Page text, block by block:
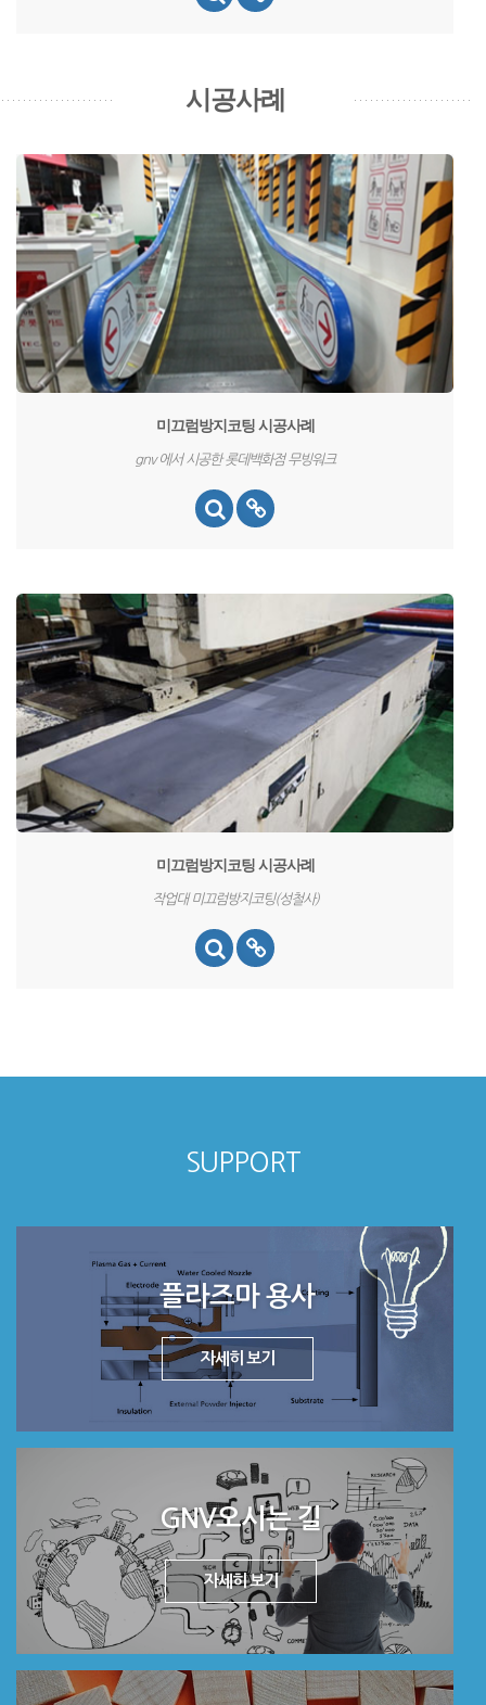
시공사례
미끄럼방지코팅 시공사례
gnv 에서 시공한 롯데백화점 무빙워크
미끄럼방지코팅 시공사례
작업대 미끄럼방지코팅(성철사)
SUPPORT
플라즈마 용사
자세히 보기
GNV오시는 길
자세히 보기